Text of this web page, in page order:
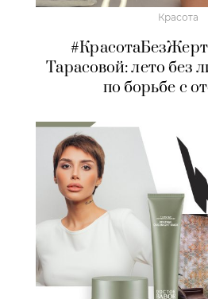
Красота
Тарасовой: лето без
по борьбе с